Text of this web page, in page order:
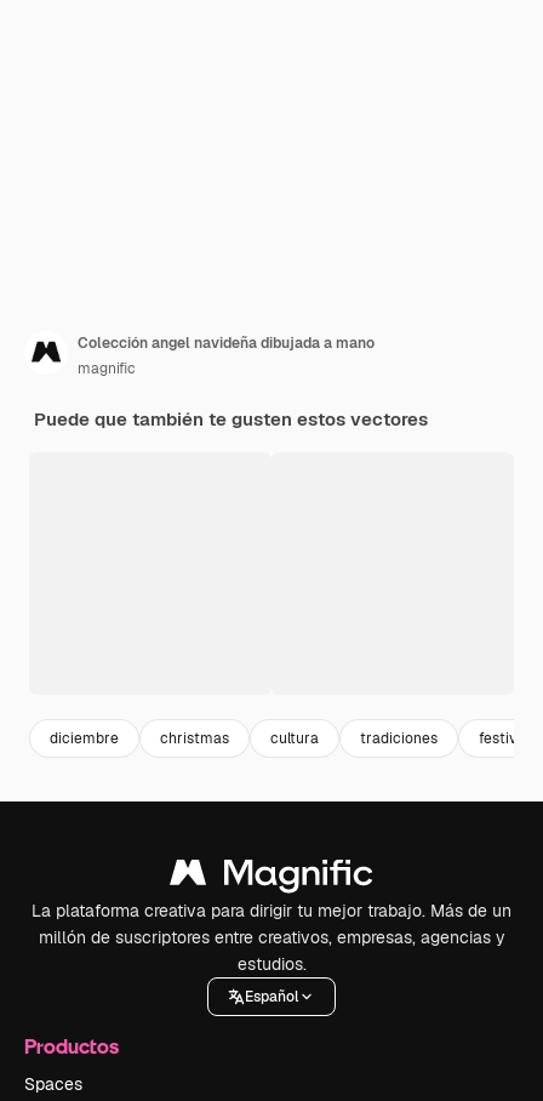
Colección angel navideña dibujada a mano
magnific
Puede que también te gusten estos vectores
diciembre christmas cultura tradiciones
La plataforma creativa para dirigir tu mejor trabajo. Más de un
millón de suscriptores entre creativos, empresas, agencias y
estudios.
Español
Productos
Spaces